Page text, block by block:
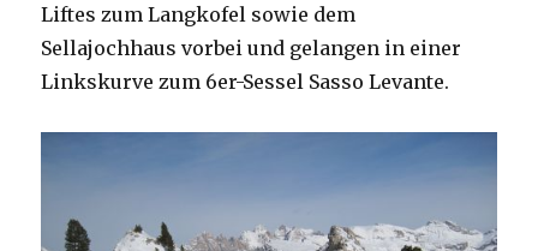
Liftes zum Langkofel sowie dem
Sellajochhaus vorbei und gelangen in einer
Linkskurve zum 6er-Sessel Sasso Levante.